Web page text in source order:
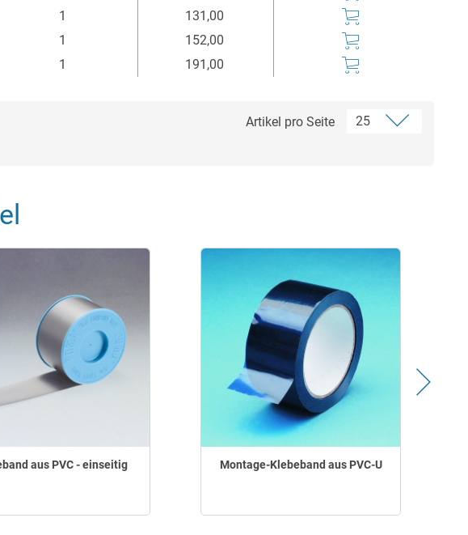
1
131,00
1
152,00
1 191,00
Artikel pro Seite
aus PVC - einseitig Montage-Klebeband aus PVC-U